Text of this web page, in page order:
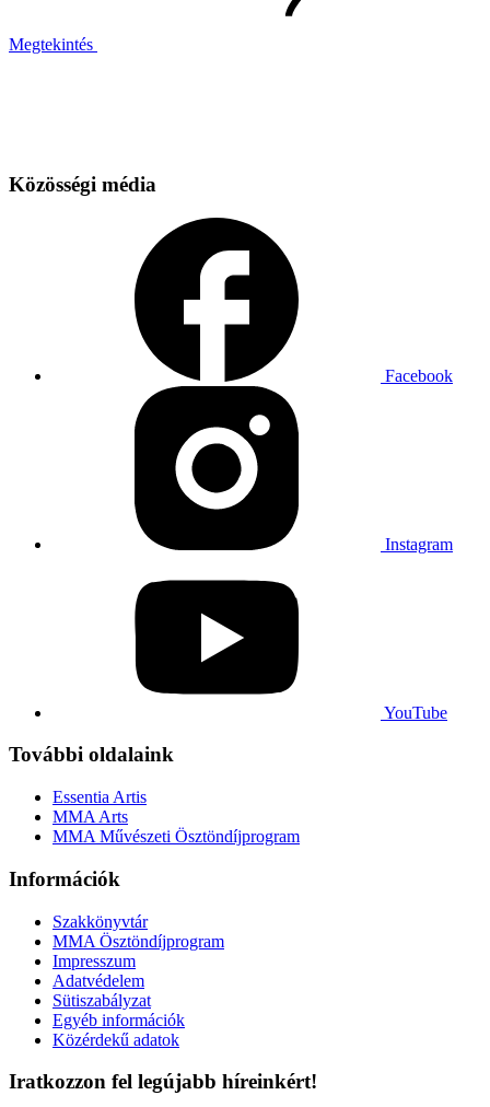
Megtekintés
Közösségi média
Facebook
Instagram
YouTube
További oldalaink
Essentia Artis
MMA Arts
MMA Művészeti Ösztöndíjprogram
Információk
Szakkönyvtár
MMA Ösztöndíjprogram
Impresszum
Adatvédelem
Sütiszabályzat
Egyéb információk
Közérdekű adatok
Iratkozzon fel legújabb híreinkért!